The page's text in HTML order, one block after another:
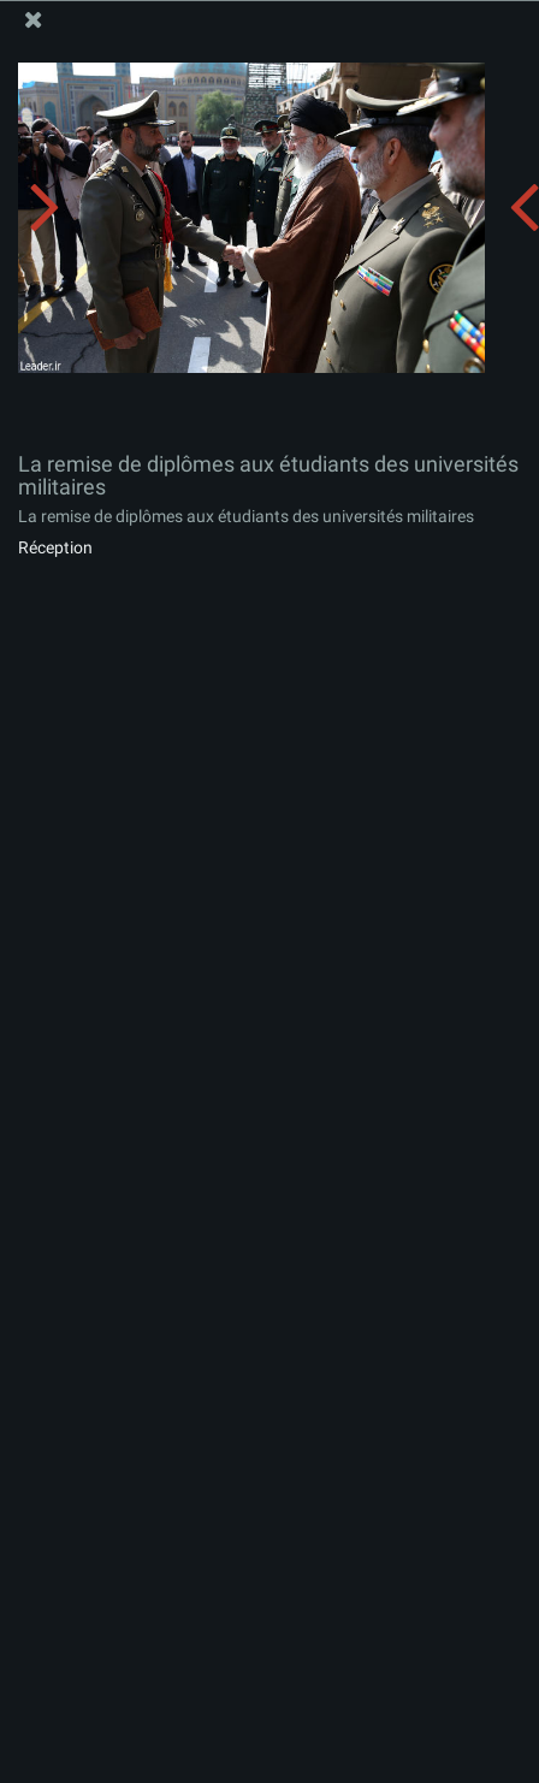
La remise de diplômes aux étudiants des universités
militaires
Télécharger l'album:
La remise de diplômes aux étudiants des universités
militaires
La remise de diplômes aux étudiants des universités militaires
Réception